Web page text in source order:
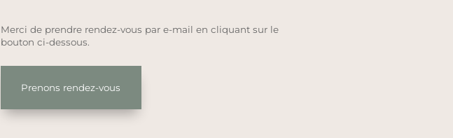
Merci de prendre rendez-vous par e-mail en cliquant sur le
bouton ci-dessous.
Prenons rendez-vous